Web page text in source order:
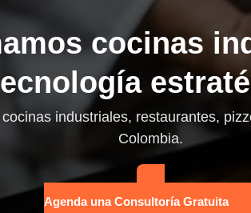
cocinas
industriales, restaurantes,
Colombia.
Agenda una Consultoría Gratuita